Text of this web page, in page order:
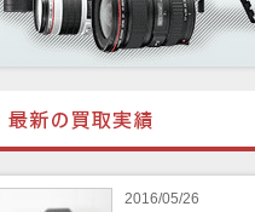
2016/05/26